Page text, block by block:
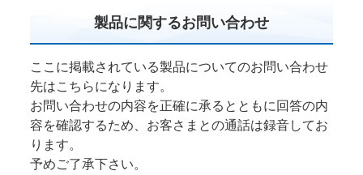
製品に関するお問い合わせ
ここに掲載されている製品についてのお問い合わせ
先はこちらになります。
お問い合わせの内容を正確に承るとともに回答の内
容を確認するため、お客さまとの通話は録音してお
ります。
予めご了承下さい。